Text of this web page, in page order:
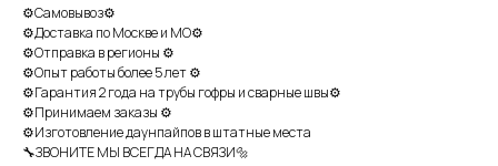
⚙Самовывоз⚙
⚙Доставка по Москве и МО⚙
⚙Отправка в регионы ⚙
⚙Опыт работы более 5 лет ⚙
⚙Гарантия 2 года на трубы гофры и сварные швы⚙
⚙Принимаем заказы ⚙
⚙Изготовление даунпайпов в штатные места
🔧ЗВОНИТЕ МЫ ВСЕГДА НА СВЯЗИ🔩